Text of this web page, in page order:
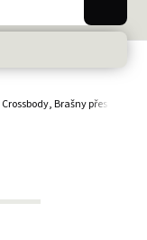
Crossbody, Brašny přes rameno